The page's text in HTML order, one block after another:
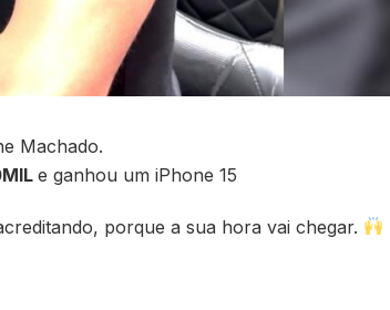
Machado.
e ganhou um iPhone 15
porque a sua hora vai chegar.